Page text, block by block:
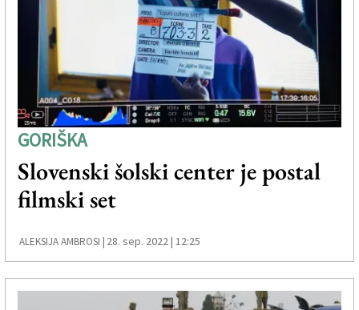
GORIŠKA
Slovenski šolski center je postal
filmski set
ALEKSIJA AMBROSI | 28. sep. 2022 | 12:25